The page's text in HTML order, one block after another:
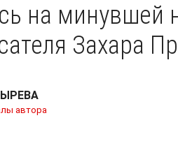
на минувшей
Захара
автора